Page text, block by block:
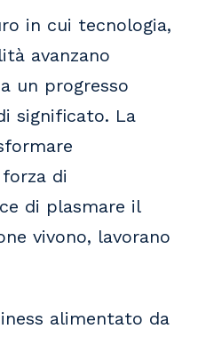
in cui tecnologia,
avanzano
un progresso
significato. La
forza di
di plasmare il
vivono, lavorano
alimentato da